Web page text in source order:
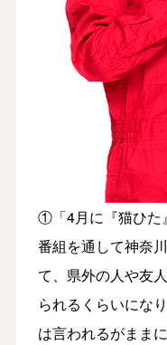
①「4月に『猫ひた
番組を通して神奈
て、県外の人や友
られるくらいにな
は言われるがまま